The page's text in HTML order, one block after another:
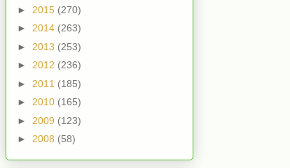
► 2015 (270)
► 2014 (263)
► 2013 (253)
► 2012 (236)
► 2011 (185)
► 2010 (165)
► 2009 (123)
► 2008 (58)